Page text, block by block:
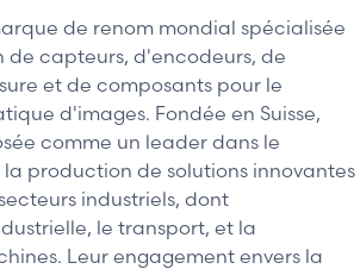
de renom mondial spécialisée
capteurs, d'encodeurs, de
et de composants pour le
d'images. Fondée en Suisse,
comme un leader dans le
production de solutions innovantes
industriels, dont
le transport, et la
Leur engagement envers la